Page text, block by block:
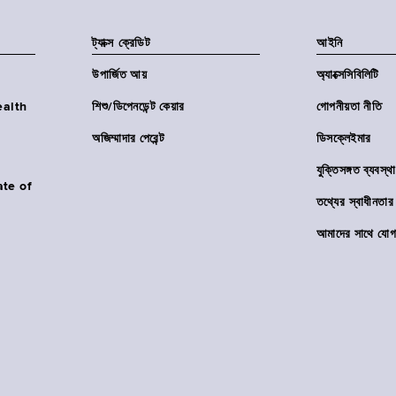
of
ট্যাক্স ক্রেডিট
উপার্জিত আয়
শিশু/ডিপেনডেন্ট কেয়ার
অজিম্মাদার পেরেন্ট
আইনি
অ্যাক্সেসিবিলিটি
গোপনীয়তা নীতি
ডিসক্লেইমার
যুক্তিসঙ্গত ব্যবস্থা
তথ্যের
আমাদের সাথে